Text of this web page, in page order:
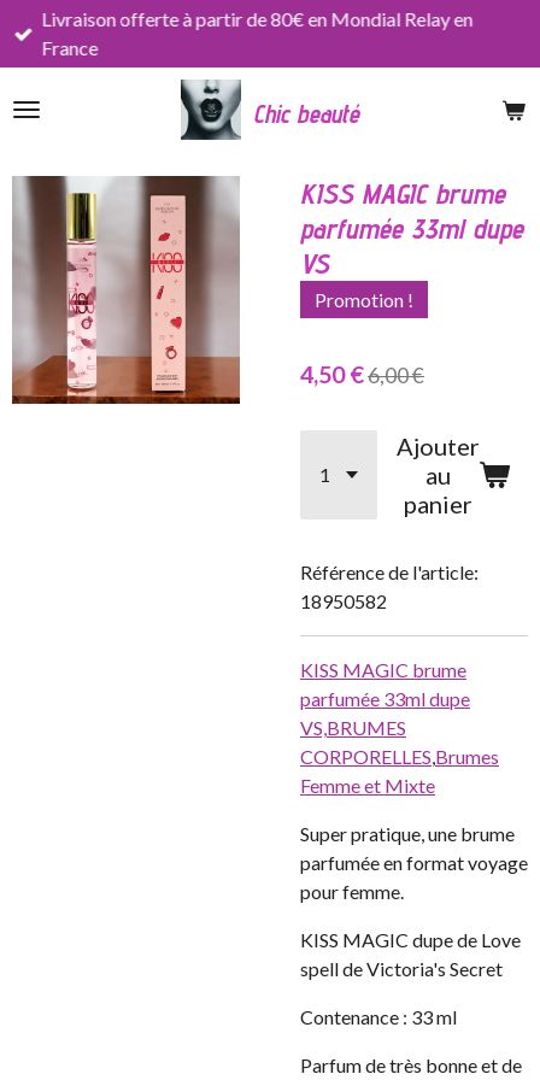
Passer
principal
Chic beauté
Livraison offerte à partir de 80€ en Mondial Relay en
France
KISS MAGIC brume
parfumée 33ml dupe
VS
Promotion !
4,50 €6,00 €
Ajouter
au
panier
Référence de l'article:
18950582
KISS MAGIC brume
parfumée 33ml dupe
VS,BRUMES
CORPORELLES,Brumes
Femme et Mixte
Super pratique, une brume
parfumée en format voyage
pour femme.
KISS MAGIC dupe de Love
spell de Victoria's Secret
Contenance : 33 ml
Parfum de très bonne et de